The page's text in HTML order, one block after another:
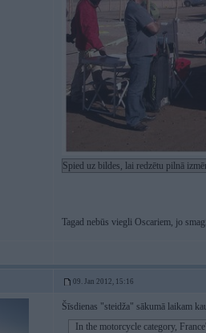
Spied uz bildes, lai redzētu pilnā
Tagad nebūs viegli Oscariem, jo
09. Jan 2012, 15:16
Šīsdienas "steidža" sākumā laikam
In the motorcycle category,